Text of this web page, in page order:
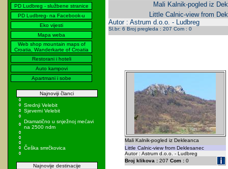
PD Ludbreg - službene stranice
PD Ludbreg- na Facebook-u
Eko vijesti
Mapa weba
Web shop mountain maps of
Croatia, Wanderkarte of Croatia
Restorani i hoteli
Auto kampovi
Apartmani i sobe
Najnoviji članci
Srednji Velebit
Sjeverni Velebit
Dramatično u snježnoj mećavi
na 2500 ndm
Češka smrčkovica
Najnovije destinacije
Mali Kalnik-pogled iz
Little Calnic-view from
Autor : Astrum d.o.o. - Ludbreg
Sl.br: 6 Broj pregleda : 207 Com : 0
Mali Kalnik-pogled iz Dekleanca
Little Calnic-view from Deklesanec
Autor : Astrum d.o.o. - Ludbreg
Broj klikova :207 Com :0